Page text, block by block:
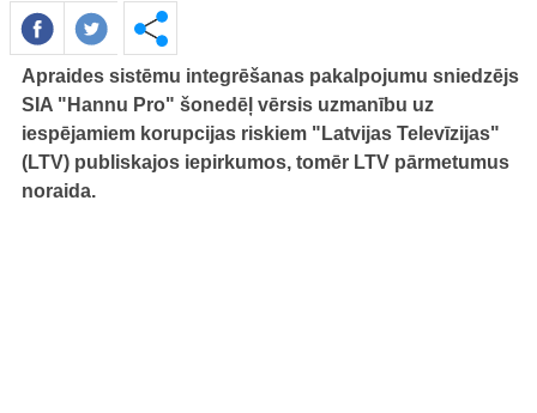
Apraides sistēmu integrēšanas pakalpojumu sniedzējs
SIA "Hannu Pro" šonedēļ vērsis uzmanību uz
iespējamiem korupcijas riskiem "Latvijas Televīzijas"
(LTV) publiskajos iepirkumos, tomēr LTV pārmetumus
noraida.